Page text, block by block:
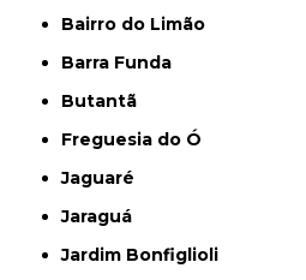
Bairro do Limão
Barra Funda
Butantã
Freguesia do Ó
Jaguaré
Jaraguá
Jardim Bonfiglioli